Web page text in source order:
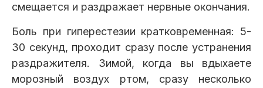
смещается и раздражает нервные окончания.
Боль при гиперестезии кратковременная: 5-
30 секунд, проходит сразу после устранения
раздражителя. Зимой, когда вы вдыхаете
морозный воздух ртом, сразу несколько